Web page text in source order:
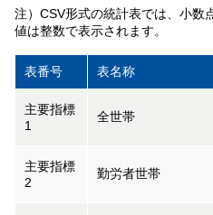
注）CSV形式の統計表では、小数
値は整数で表示されます。
表番号 表名称
主要指標
1
全世帯
主要指標
2
勤労者世帯